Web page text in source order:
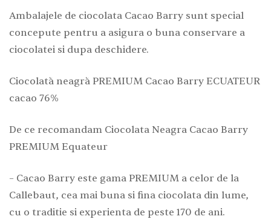
Ambalajele de ciocolata Cacao Barry sunt special
concepute pentru a asigura o buna conservare a
ciocolatei si dupa deschidere.
Ciocolată neagră PREMIUM Cacao Barry ECUATEUR
cacao 76%
De ce recomandam Ciocolata Neagra Cacao Barry
PREMIUM Equateur
– Cacao Barry este gama PREMIUM a celor de la
Callebaut, cea mai buna si fina ciocolata din lume,
cu o traditie si experienta de peste 170 de ani.